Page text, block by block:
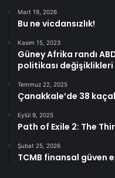
Mart 19, 2026
Bu ne vicdansızlık!
Kasım 15, 2023
Güney Afrika randı
politikası
Temmuz 22, 2025
Çanakkale’de 38
Eylül 9, 2025
Path of Exile 2: The
Şubat 25, 2026
TCMB finansal güven